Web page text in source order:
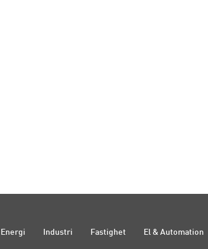
Energi Industri Fastighet El & Automation